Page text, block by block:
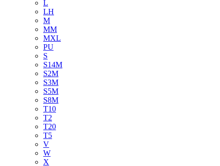
L
LH
M
MM
MXL
PU
S
S14M
S2M
S3M
S5M
S8M
T10
T2
T20
T5
V
W
X